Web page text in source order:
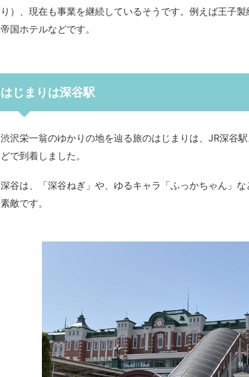
り）、現在も事業を継続しているそうです。例えば王子製
帝国ホテルなどです。
はじまりは深谷駅
渋沢栄一翁のゆかりの地を辿る旅のはじまりは、JR深谷
どで到着しました。
深谷は、「深谷ねぎ」や、ゆるキャラ「ふっかちゃん」
素敵です。